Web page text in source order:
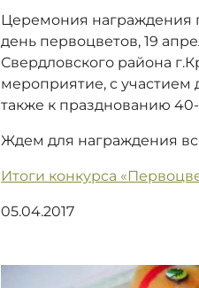
Церемония награждения
день первоцветов, 19
Свердловского района
мероприятие, с участием
также к празднованию
Ждем для награждения
Итоги конкурса
05.04.2017